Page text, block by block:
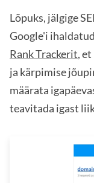
Lõpuks, jälgige
Google'i
Rank Trackerit,
ja kärpimise
määrata
teavitada igast